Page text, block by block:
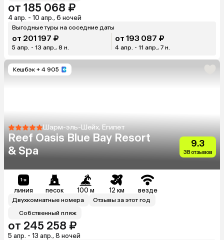
от 185 068 ₽
4 апр. - 10 апр., 6 ночей
Выгодные туры на соседние даты
от 201 197 ₽
5 апр. - 13 апр., 8 н.
от 193 087 ₽
4 апр. - 11 апр., 7 н.
Кешбэк + 4 905
Шарм-эль-Шейх, Египет
Reef Oasis Blue Bay Resort
& Spa
9.3
38 отзывов
линия песок 100 м 12 км везде
Двухкомнатные номера
Отзывы за этот год
Собственный пляж
от 245 258 ₽
5 апр. - 13 апр., 8 ночей